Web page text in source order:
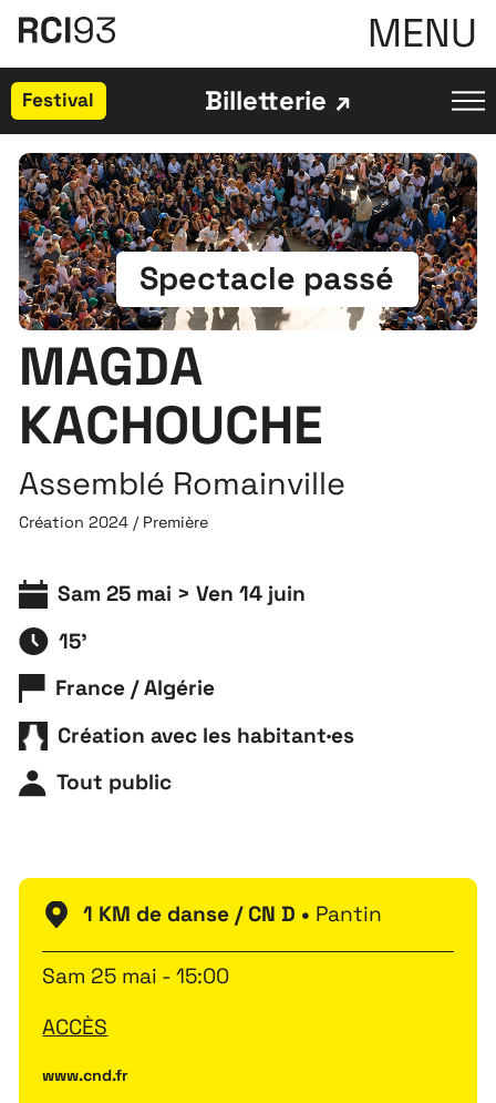
MENU
Festival Billetterie
Spectacle passé
MAGDA
KACHOUCHE
Assemblé Romainville
Création 2024 / Première
Sam 25 mai > Ven 14 juin
15'
France / Algérie
Création avec les habitant·es
Tout public
1 KM de danse / CN D • Pantin
Sam 25 mai - 15:00
ACCÈS
www.cnd.fr